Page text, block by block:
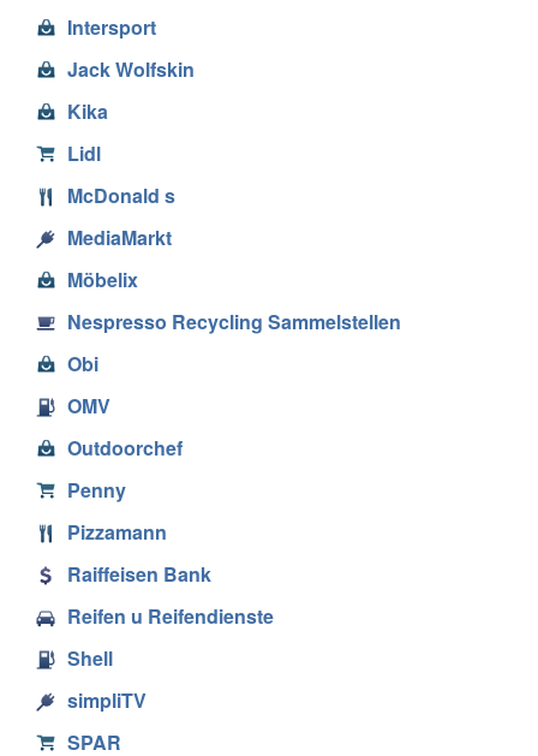
Intersport
Jack Wolfskin
Kika
Lidl
McDonald s
MediaMarkt
Möbelix
Nespresso Recycling Sammelstellen
Obi
OMV
Outdoorchef
Penny
Pizzamann
Raiffeisen Bank
Reifen u Reifendienste
Shell
simpliTV
SPAR